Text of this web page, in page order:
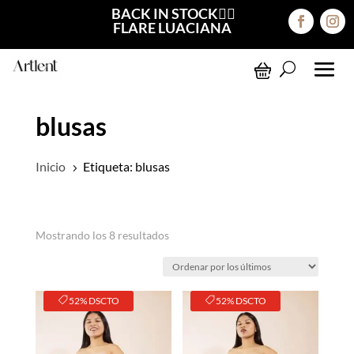
BACK IN STOCK❤️‍🔥
FLARE LUACIANA
blusas
Inicio 5 Etiqueta: blusas
Mostrando los 8 resultadosOrdenado
52% DSCTO 52% DSCTO